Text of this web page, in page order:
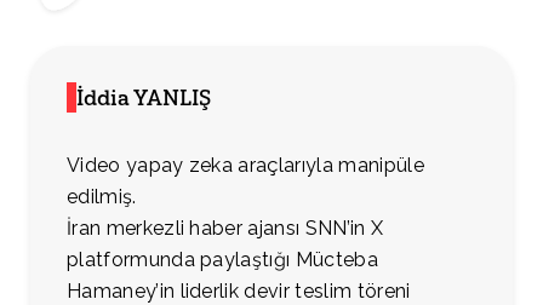
İddia YANLIŞ
Video yapay zeka araçlarıyla manipüle
edilmiş.
İran merkezli haber ajansı SNN’in X
platformunda paylaştığı Mücteba
Hamaney’in liderlik devir teslim töreni